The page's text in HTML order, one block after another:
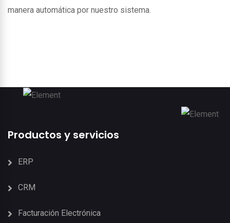
manera automática por nuestro sistema.
Productos y servicios
ERP
CRM
Facturación Electrónica